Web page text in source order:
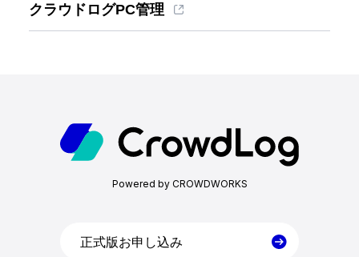
機能一覧
目的・活用シーン
料金
クラウドログPC管理
Powered by CROWDWORKS
正式版お申し込み